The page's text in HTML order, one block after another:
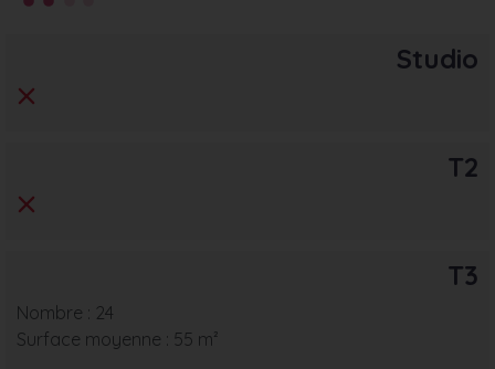
Studio
T2
T3
Nombre : 24
Surface moyenne : 55 m²